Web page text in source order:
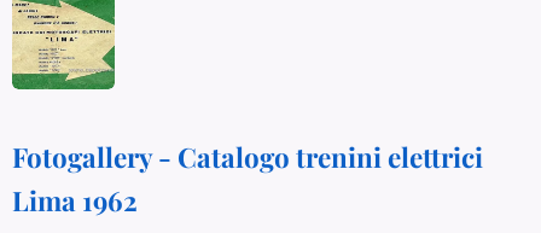
Fotogallery - Catalogo trenini elettrici
Lima 1962